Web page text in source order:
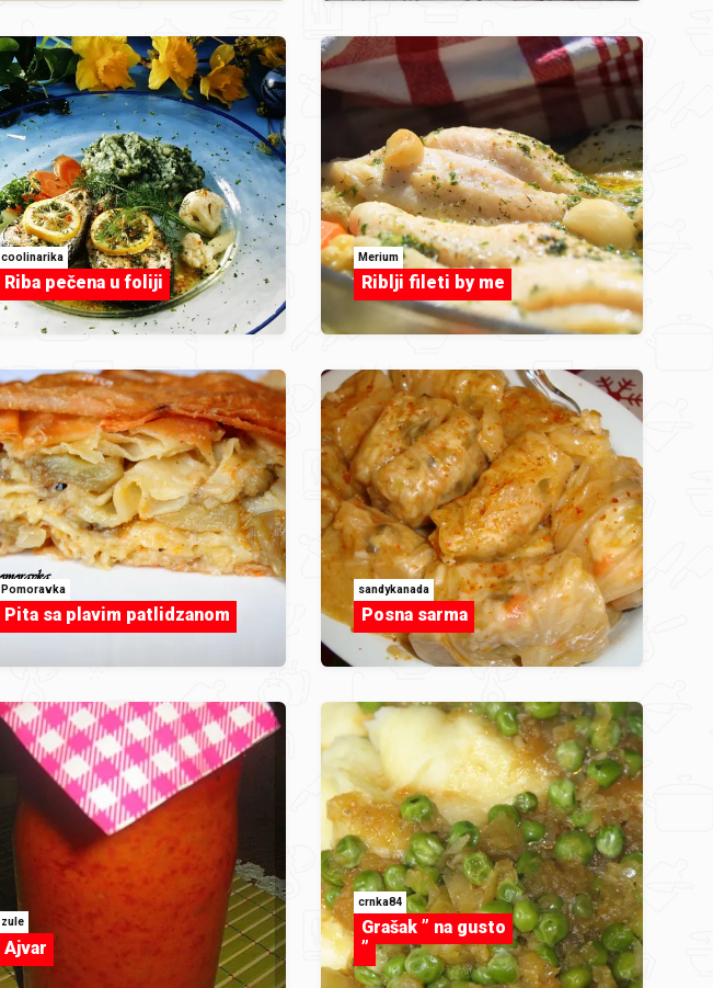
coolinarika
Riba pečena u foliji
Merium
Riblji fileti by me
Pomoravka
Pita sa plavim patlidzanom
sandykanada
Posna sarma
zule
Ajvar
crnka84
Grašak ” na gusto
”